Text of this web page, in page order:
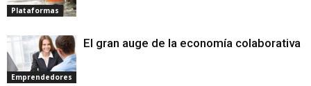
Plataformas
Emprendedores
El gran auge de la economía colaborativa